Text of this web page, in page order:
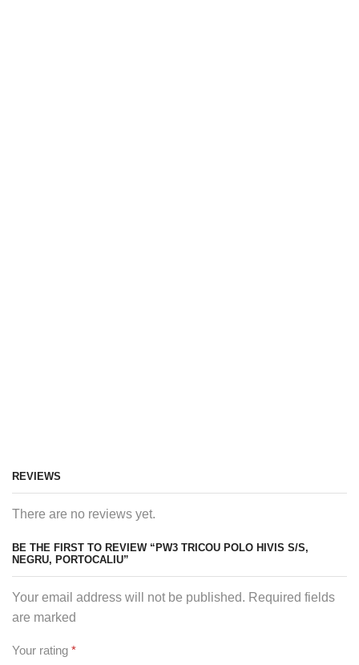
REVIEWS
There are no reviews yet.
BE THE FIRST TO REVIEW “PW3 TRICOU POLO HIVIS S/S,
NEGRU, PORTOCALIU”
Your email address will not be published. Required fields
are marked
Your rating *